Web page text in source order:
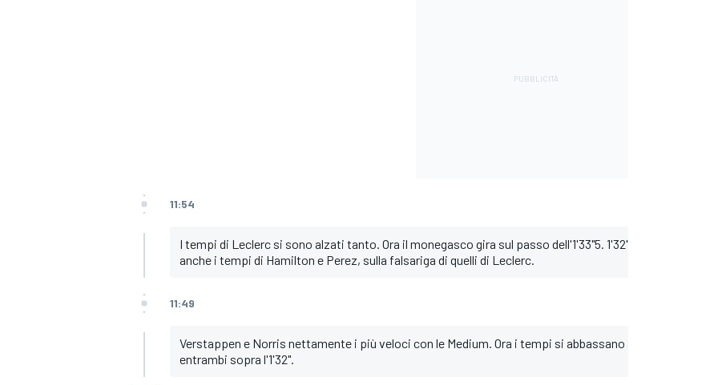
MONOMARCA
11:54
I tempi di Leclerc si sono alzati tanto. Ora il monegasco gira sul passo dell'1'33"5. 1'32"6 Norris, ossia
anche i tempi di Hamilton e Perez, sulla falsariga di quelli di Leclerc.
11:49
Verstappen e Norris nettamente i più veloci con le Medium. Ora i tempi si abbassano a 1'31"6, 1'31"8.
entrambi sopra l'1'32".